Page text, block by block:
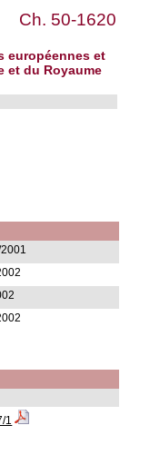
Ch. 50-1620
européennes et
et du Royaume
1